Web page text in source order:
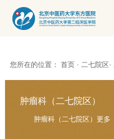
您所在的位置： 首页 · 二七院区·
肿瘤科（二七院区）
肿瘤科（二七院区） 更多